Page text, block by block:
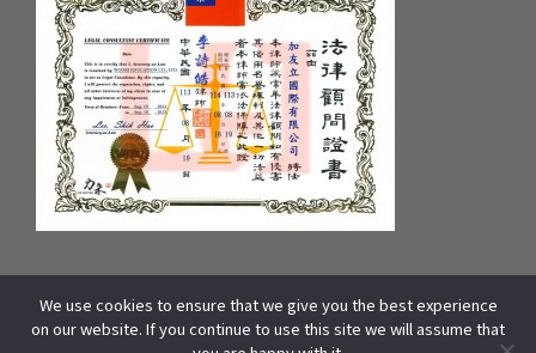
統一編號：55657233 府產業商字第：10659607600號
COPYRIGHT © 2025 WOORI EDUCATION GROUP. ALL RIGHTS
We use cookies to ensure that we give you the best experience
on our website. If you continue to use this site we will assume that